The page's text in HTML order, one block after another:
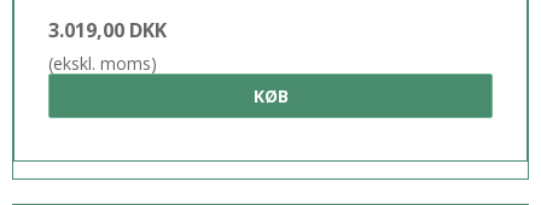
3.019,00 DKK
(ekskl. moms)
KØB